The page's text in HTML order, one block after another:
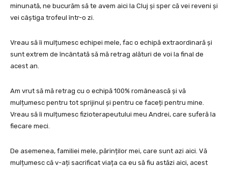
minunată, ne bucurăm să te avem aici la Cluj și sper că vei reveni și
vei câștiga trofeul într-o zi.
Vreau să îi mulțumesc echipei mele, fac o echipă extraordinară și
sunt extrem de încântată să mă retrag alături de voi la final de
acest an.
Am vrut să mă retrag cu o echipă 100% românească și vă
mulțumesc pentru tot sprijinul și pentru ce faceți pentru mine.
Vreau să îi mulțumesc fizioterapeutului meu Andrei, care suferă la
fiecare meci.
De asemenea, familiei mele, părinților mei, care sunt azi aici. Vă
mulțumesc că v-ați sacrificat viața ca eu să fiu astăzi aici, acest